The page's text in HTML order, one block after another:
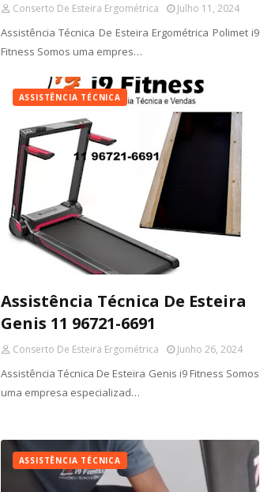
Conserto De Esteira Ergométrica Julho 11, 2024
Assistência Técnica De Esteira Ergométrica Polimet i9
Fitness Somos uma empres…
ASSISTÊNCIA TÉCNICA
Assistência Técnica De Esteira
Genis 11 96721-6691
Conserto De Esteira Ergométrica Junho 26, 2024
Assistência Técnica De Esteira Genis i9 Fitness Somos
uma empresa especializad…
ASSISTÊNCIA TÉCNICA